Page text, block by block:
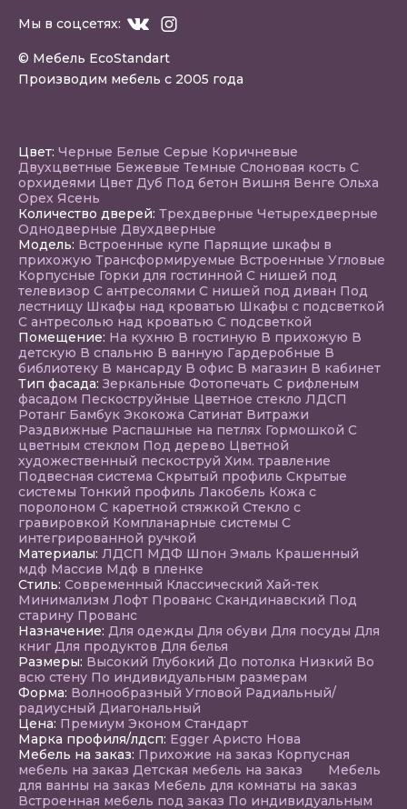
Мы в соцсетях:
© Мебель EcoStandart
Производим мебель с 2005 года
Цвет: Черные Белые Серые Коричневые
Двухцветные Бежевые Темные Слоновая кость С
орхидеями Цвет Дуб Под бетон Вишня Венге Ольха
Орех Ясень
Количество дверей: Трехдверные Четырехдверные
Однодверные Двухдверные
Модель: Встроенные купе Парящие шкафы в
прихожую Трансформируемые Встроенные Угловые
Корпусные Горки для гостинной С нишей под
телевизор С антресолями С нишей под диван Под
лестницу Шкафы над кроватью Шкафы с подсветкой
С антресолью над кроватью С подсветкой
Помещение: На кухню В гостиную В прихожую В
детскую В спальню В ванную Гардеробные В
библиотеку В мансарду В офис В магазин В кабинет
Тип фасада: Зеркальные Фотопечать С рифленым
фасадом Пескоструйные Цветное стекло ЛДСП
Ротанг Бамбук Экокожа Сатинат Витражи
Раздвижные Распашные на петлях Гормошкой С
цветным стеклом Под дерево Цветной
художественный пескоструй Хим. травление
Подвесная система Скрытый профиль Скрытые
системы Тонкий профиль Лакобель Кожа с
поролоном С каретной стяжкой Стекло с
гравировкой Компланарные системы С
интегрированной ручкой
Материалы: ЛДСП МДФ Шпон Эмаль Крашенный
мдф Массив Мдф в пленке
Стиль: Современный Классический Хай-тек
Минимализм Лофт Прованс Скандинавский Под
старину Прованс
Назначение: Для одежды Для обуви Для посуды Для
книг Для продуктов Для белья
Размеры: Высокий Глубокий До потолка Низкий Во
всю стену По индивидуальным размерам
Форма: Волнообразный Угловой Радиальный/
радиусный Диагональный
Цена: Премиум Эконом Стандарт
Марка профиля/лдсп: Egger Аристо Нова
Мебель на заказ: Прихожие на заказ Корпусная
мебель на заказ Детская мебель на заказ Мебель
для ванны на заказ Мебель для комнаты на заказ
Встроенная мебель под заказ По индивидуальным